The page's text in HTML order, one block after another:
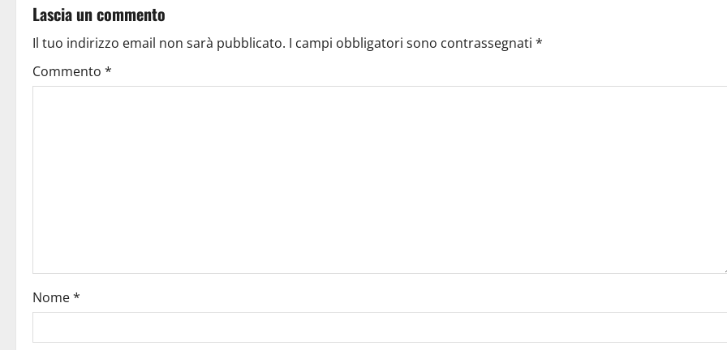
Lascia un commento
Il tuo indirizzo email non sarà pubblicato. I campi obbligatori sono contrassegnati *
Commento *
Nome*